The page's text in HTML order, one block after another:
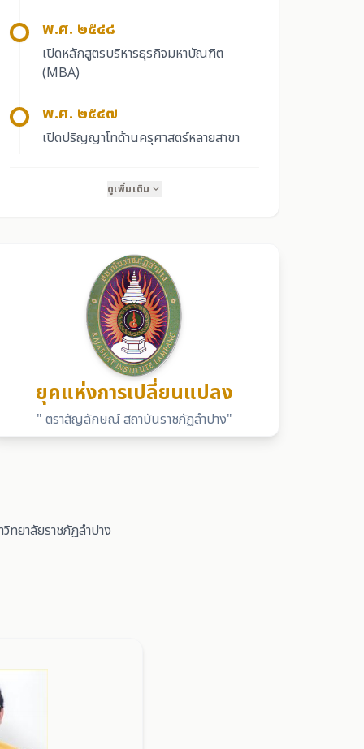
พ.ศ. ๒๕๔๘
เปิดหลักสูตรบริหารธุรกิจมหาบัณฑิต
(MBA)
พ.ศ. ๒๕๔๗
เปิดปริญญาโทด้านครุศาสตร์หลายสาขา
ดูเพิ่มเติม expand_more
ยุคแห่งการเปลี่ยนแปลง
" ตราสัญลักษณ์ สถาบันราชภัฏลำปาง"
ทยาลัยราชภัฏลำปาง